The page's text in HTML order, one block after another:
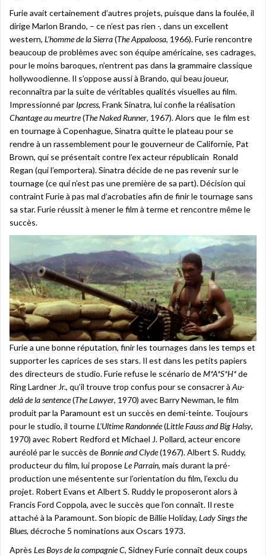
Furie avait certainement d’autres projets, puisque dans la foulée, il
dirige Marlon Brando, – ce n’est pas rien -, dans un excellent
western, L’homme de la Sierra(The Appaloosa, 1966). Furie rencontre
beaucoup de problèmes avec son équipe américaine, ses cadrages,
pour le moins baroques, n’entrent pas dans la grammaire classique
hollywoodienne. Il s’oppose aussi à Brando, qui beau joueur,
reconnaîtra par la suite de véritables qualités visuelles au film.
Impressionné par Ipcress, Frank Sinatra, lui confie la réalisation
Chantage au meurtre(The Naked Runner, 1967). Alors que le film est
en tournage à Copenhague, Sinatra quitte le plateau pour se
rendre à un rassemblement pour le gouverneur de Californie, Pat
Brown, qui se présentait contre l’ex acteur républicain Ronald
Regan (qui l’emportera). Sinatra décide de ne pas revenir sur le
tournage (ce qui n’est pas une première de sa part). Décision qui
contraint Furie à pas mal d’acrobaties afin de finir le tournage sans
sa star. Furie réussit à mener le film à terme et rencontre même le
succès.
Furie a une bonne réputation, finir les tournages dans les temps et
supporter les caprices de ses stars. Il est dans les petits papiers
des directeurs de studio. Furie refuse le scénario deM*A*S*H*de
Ring Lardner Jr., qu’il trouve trop confus pour se consacrer à Au-
delà de la sentence(The Lawyer, 1970) avec Barry Newman, le film
produit par la Paramount est un succès en demi-teinte. Toujours
pour le studio, il tourneL’Ultime Randonnée(Little Fauss and Big Halsy,
1970) avec Robert Redford et Michael J. Pollard, acteur encore
auréolé par le succès deBonnie and Clyde(1967). Albert S. Ruddy,
producteur du film, lui proposeLe Parrain, mais durant la pré-
production une mésentente sur l’orientation du film, l’exclu du
projet. Robert Evans et Albert S. Ruddy le proposeront alors à
Francis Ford Coppola, avec le succès que l’on connaît. Il reste
attaché à la Paramount. Son biopic de Billie Holiday, Lady Sings the
Blues, décroche 5 nominations aux Oscars 1973.
Après Les Boys de la compagnie C, Sidney Furie connaît deux coups